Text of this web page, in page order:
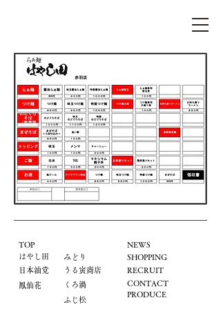
TOP
はやし田
​日本油党
鳳仙花
くろ渦
​みどり
うる寅商店
ふじ松
NEWS
​SHOPPING
​RECRUIT
CONTACT
PRODUCE